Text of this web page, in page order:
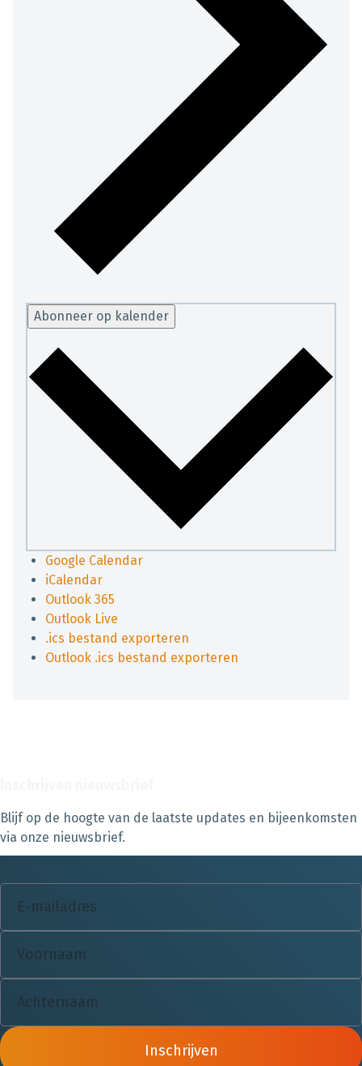
Abonneer op kalender
Google Calendar
iCalendar
Outlook 365
Outlook Live
.ics bestand exporteren
Outlook .ics bestand exporteren
Blijf op de hoogte van de laatste updates en bijeenkomsten
via onze nieuwsbrief.
Inschrijven